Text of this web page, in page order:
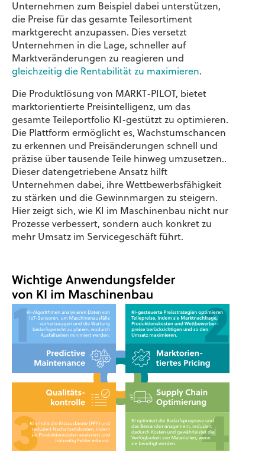
Unternehmen zum Beispiel dabei unterstützen,
die Preise für das gesamte Teilesortiment
marktgerecht anzupassen. Dies versetzt
Unternehmen in die Lage, schneller auf
Marktveränderungen zu reagieren und
gleichzeitig die Rentabilität zu maximieren.
Die Produktlösung von MARKT-PILOT, bietet
marktorientierte Preisintelligenz, um das
gesamte Teileportfolio KI-gestützt zu optimieren.
Die Plattform ermöglicht es, Wachstumschancen
zu erkennen und Preisänderungen schnell und
präzise über tausende Teile hinweg umzusetzen..
Dieser datengetriebene Ansatz hilft
Unternehmen dabei, ihre Wettbewerbsfähigkeit
zu stärken und die Gewinnmargen zu steigern.
Hier zeigt sich, wie KI im Maschinenbau nicht nur
Prozesse verbessert, sondern auch konkret zu
mehr Umsatz im Servicegeschäft führt.